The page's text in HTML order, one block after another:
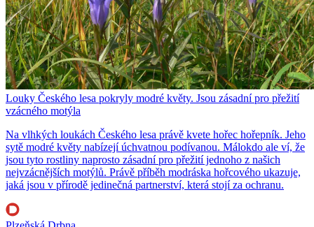
Louky Českého lesa pokryly modré květy. Jsou zásadní pro přežití
vzácného motýla
Na vlhkých loukách Českého lesa právě kvete hořec hořepník. Jeho
sytě modré květy nabízejí úchvatnou podívanou. Málokdo ale ví, že
jsou tyto rostliny naprosto zásadní pro přežití jednoho z našich
nejvzácnějších motýlů. Právě příběh modráska hořcového ukazuje,
jaká jsou v přírodě jedinečná partnerství, která stojí za ochranu.